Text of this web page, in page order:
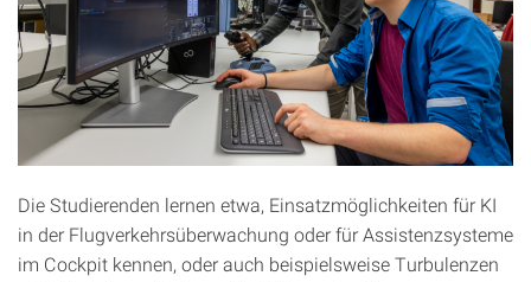
Die Studierenden lernen etwa, Einsatzmöglichkeiten für KI
in der Flugverkehrsüberwachung oder für Assistenzsysteme
im Cockpit kennen, oder auch beispielsweise Turbulenzen